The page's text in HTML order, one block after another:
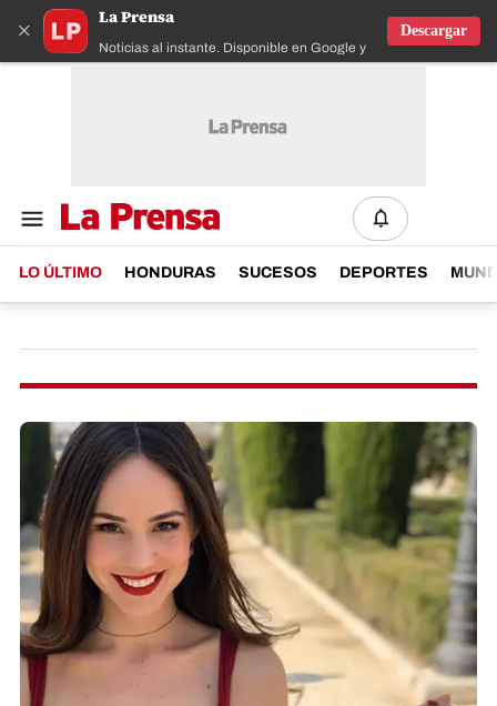
×
La Prensa
Noticias al instante. Disponible en Google y IOS
Descargar
LO ÚLTIMO HONDURAS SUCESOS DEPORTES